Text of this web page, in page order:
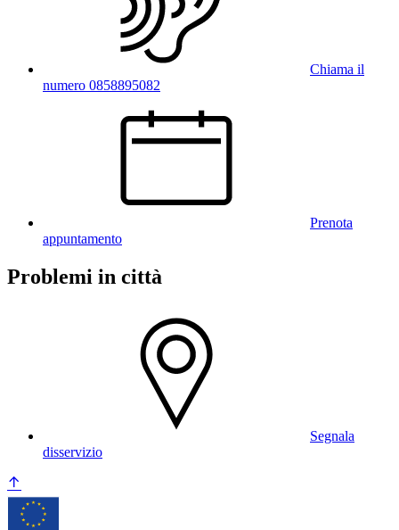
Chiama il
numero 0858895082
Prenota
appuntamento
Problemi in città
Segnala
disservizio